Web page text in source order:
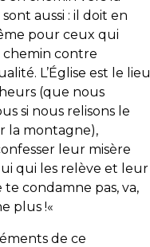
aussi : il doit en
pour ceux qui
contre
L’Église est le lieu
(que nous
si nous relisons le
la montagne),
leur misère
qui les relève et leur
te condamne pas, va,
plus !«
de ce